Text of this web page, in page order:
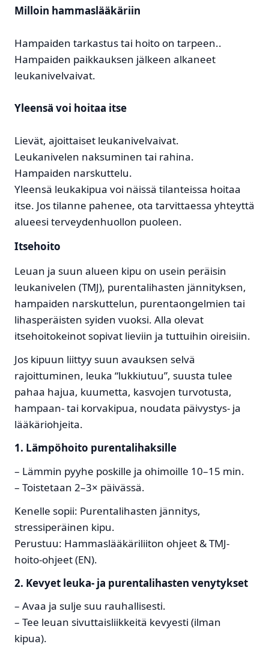
Milloin hammaslääkäriin
Hampaiden tarkastus tai hoito on tarpeen..
Hampaiden paikkauksen jälkeen alkaneet
leukanivelvaivat.
Yleensä voi hoitaa itse
Lievät, ajoittaiset leukanivelvaivat.
Leukanivelen naksuminen tai rahina.
Hampaiden narskuttelu.
Yleensä leukakipua voi näissä tilanteissa hoitaa
itse. Jos tilanne pahenee, ota tarvittaessa yhteyttä
alueesi terveydenhuollon puoleen.
Itsehoito
Leuan ja suun alueen kipu on usein peräisin
leukanivelen (TMJ), purentalihasten jännityksen,
hampaiden narskuttelun, purentaongelmien tai
lihasperäisten syiden vuoksi. Alla olevat
itsehoitokeinot sopivat lieviin ja tuttuihin oireisiin.
Jos kipuun liittyy suun avauksen selvä
rajoittuminen, leuka “lukkiutuu”, suusta tulee
pahaa hajua, kuumetta, kasvojen turvotusta,
hampaan- tai korvakipua, noudata päivystys- ja
lääkäriohjeita.
1. Lämpöhoito purentalihaksille
– Lämmin pyyhe poskille ja ohimoille 10–15 min.
– Toistetaan 2–3× päivässä.
Kenelle sopii: Purentalihasten jännitys,
stressiperäinen kipu.
Perustuu: Hammaslääkäriliiton ohjeet & TMJ-
hoito-ohjeet (EN).
2. Kevyet leuka- ja purentalihasten venytykset
– Avaa ja sulje suu rauhallisesti.
– Tee leuan sivuttaisliikkeitä kevyesti (ilman
kipua).